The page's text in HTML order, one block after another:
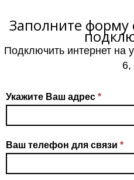
Заполните форму
Подключить интернет на
6,
Укажите Ваш адрес *
Ваш телефон для связи *